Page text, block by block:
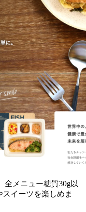
全メニュー糖質30g以
イーツを楽しめま